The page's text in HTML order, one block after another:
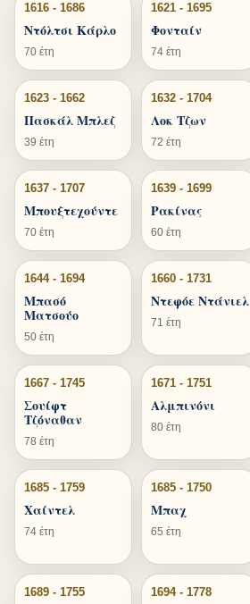
1616 - 1686
Ντόλτσι Κάρλο
70 έτη
1621 - 1695
Φονταίν
74 έτη
1623 - 1662
Πασκάλ Μπλεζ
39 έτη
1632 - 1704
Λοκ Τζων
72 έτη
1637 - 1707
Μπουξτεχούντε
70 έτη
1639 - 1699
Ρακίνας
60 έτη
1644 - 1694
Μπασό
Ματσούο
50 έτη
1660 - 1731
Ντεφόε Ντάνιελ
71 έτη
1667 - 1745
Σουίφτ
Τζόναθαν
78 έτη
1671 - 1751
Αλμπινόνι
80 έτη
1685 - 1759
Χαίντελ
74 έτη
1685 - 1750
Μπαχ
65 έτη
1689 - 1755 1694 - 1778